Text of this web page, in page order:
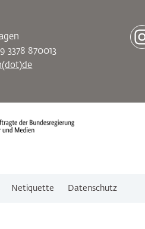
3378 870013
Netiquette Datenschutz